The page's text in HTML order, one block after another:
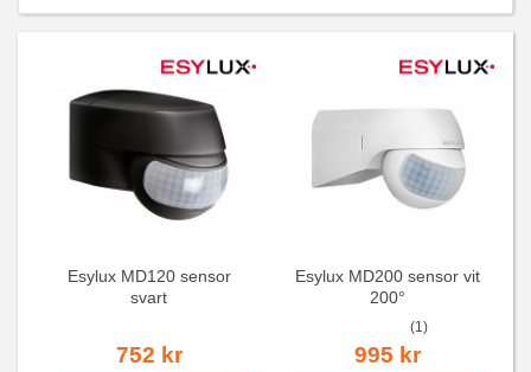
Esylux MD120 sensor
svart
752 kr
Esylux MD200 sensor vit
200°
(1)
995 kr